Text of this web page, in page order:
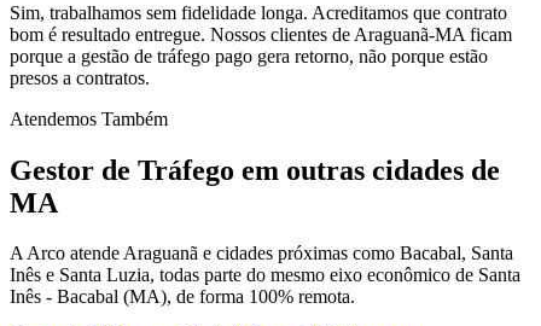
Sim, trabalhamos sem fidelidade longa. Acreditamos que contrato
bom é resultado entregue. Nossos clientes de Araguanã-MA ficam
porque a gestão de tráfego pago gera retorno, não porque estão
presos a contratos.
Atendemos Também
Gestor de Tráfego em outras cidades de
MA
A Arco atende Araguanã e cidades próximas como Bacabal, Santa
Inês e Santa Luzia, todas parte do mesmo eixo econômico de Santa
Inês - Bacabal (MA), de forma 100% remota.